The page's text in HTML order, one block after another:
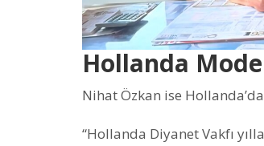
Hollanda
Nihat Özkan ise
“Hollanda Diyanet Vakfı